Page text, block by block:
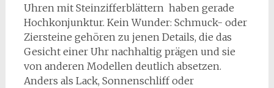
Uhren mit Steinzifferblättern haben gerade
Hochkonjunktur. Kein Wunder: Schmuck- oder
Ziersteine gehören zu jenen Details, die das
Gesicht einer Uhr nachhaltig prägen und sie
von anderen Modellen deutlich absetzen.
Anders als Lack, Sonnenschliff oder